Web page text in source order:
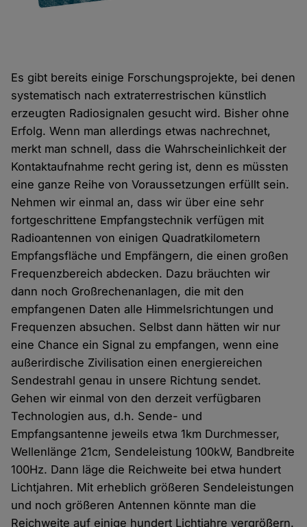
Es gibt bereits einige Forschungsprojekte, bei denen
systematisch nach extraterrestrischen künstlich
erzeugten Radiosignalen gesucht wird. Bisher ohne
Erfolg. Wenn man allerdings etwas nachrechnet,
merkt man schnell, dass die Wahrscheinlichkeit der
Kontaktaufnahme recht gering ist, denn es müssten
eine ganze Reihe von Voraussetzungen erfüllt sein.
Nehmen wir einmal an, dass wir über eine sehr
fortgeschrittene Empfangstechnik verfügen mit
Radioantennen von einigen Quadratkilometern
Empfangsfläche und Empfängern, die einen großen
Frequenzbereich abdecken. Dazu bräuchten wir
dann noch Großrechenanlagen, die mit den
empfangenen Daten alle Himmelsrichtungen und
Frequenzen absuchen. Selbst dann hätten wir nur
eine Chance ein Signal zu empfangen, wenn eine
außerirdische Zivilisation einen energiereichen
Sendestrahl genau in unsere Richtung sendet.
Gehen wir einmal von den derzeit verfügbaren
Technologien aus, d.h. Sende- und
Empfangsantenne jeweils etwa 1km Durchmesser,
Wellenlänge 21cm, Sendeleistung 100kW, Bandbreite
100Hz. Dann läge die Reichweite bei etwa hundert
Lichtjahren. Mit erheblich größeren Sendeleistungen
und noch größeren Antennen könnte man die
Reichweite auf einige hundert Lichtjahre vergrößern.